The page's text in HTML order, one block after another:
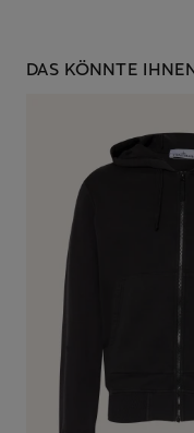
DAS KÖNNTE